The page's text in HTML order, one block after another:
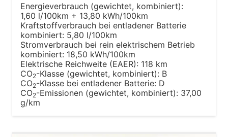
Energieverbrauch (gewichtet, kombiniert):
1,60 l/100km + 13,80 kWh/100km
Kraftstoffverbrauch bei entladener Batterie
kombiniert: 5,80 l/100km
Stromverbrauch bei rein elektrischem Betrieb
kombiniert: 18,50 kWh/100km
Elektrische Reichweite (EAER): 118 km
CO2-Klasse (gewichtet, kombiniert): B
CO2-Klasse bei entladener Batterie: D
CO2-Emissionen (gewichtet, kombiniert): 37,00
g/km